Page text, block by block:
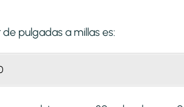
de pulgadas a millases: